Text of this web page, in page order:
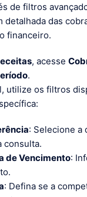
de filtros
detalhada das
financeiro.
, acesse
.
utilize os filtros
: Selecione a
consulta.
de Vencimento:
: Defina se a